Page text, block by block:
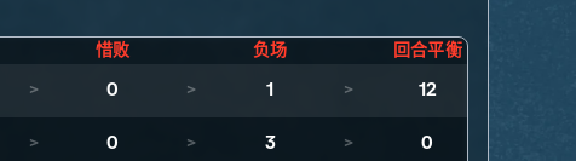
惜败 负场
回合平衡
> 0 > 1 > 12
> 0 > 3 > 0